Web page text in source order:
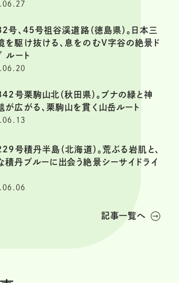
号、45号祖谷渓道路（徳島県）。日本三
を駆け抜ける、息をのむV字谷の絶景ド
ルート
号栗駒山北（秋田県）。ブナの緑と神
が広がる、栗駒山を貫く山岳ルート
号積丹半島（北海道）。荒ぶる岩肌と、
積丹ブルーに出会う絶景シーサイドライ
記事一覧へ